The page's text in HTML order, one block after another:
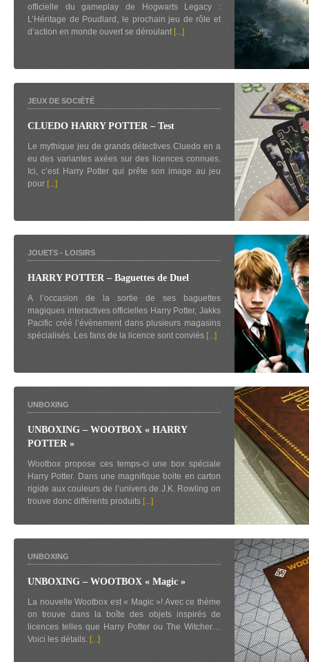
officielle du gameplay de Hogwarts Legacy :
L’Héritage de Poudlard, le prochain jeu de rôle et
d’action en monde ouvert se déroulant [...]
JEUX DE SOCIÉTÉ
CLUEDO HARRY POTTER – Test
Le mythique jeu de grands détectives Cluedo en a
eu des variantes axées sur des licences connues.
Ici, c’est Harry Potter qui prête son image au jeu
pour [...]
JOUETS - LOISIRS
HARRY POTTER – Baguettes de Duel
A l’occasion de la sortie de ses baguettes
magiques interactives officielles Harry Potter, Jakks
Pacific créé l’évènement dans plusieurs magasins
spécialisés. Les fans de la licence sont conviés [...]
UNBOXING
UNBOXING – WOOTBOX « HARRY
POTTER »
Wootbox propose ces temps-ci une box spéciale
Harry Potter. Dans une magnifique boite en carton
rigide aux couleurs de l’univers de J.K. Rowling on
trouve donc différents produits [...]
UNBOXING
UNBOXING – WOOTBOX « Magic »
La nouvelle Wootbox est « Magic »! Avec ce thème
on trouve dans la boîte des objets inspirés de
licences telles que Harry Potter ou The Witcher…
Voici les détails. [...]